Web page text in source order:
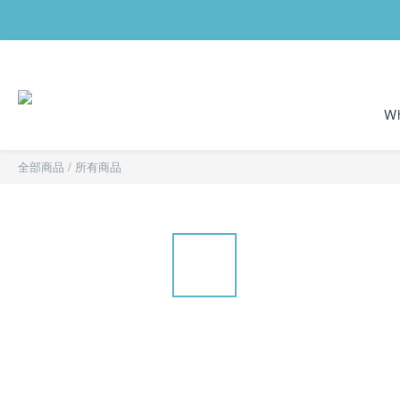
全部商品 / 所有商品